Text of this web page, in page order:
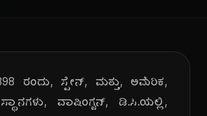
ರಂದು, ಸ್ಪೇನ್, ಮತ್ತು, ಅಮೆರಿಕ,
ವಾಷಿಂಗ್ಟನ್, ಡಿ.ಸಿ.ಯಲ್ಲಿ,